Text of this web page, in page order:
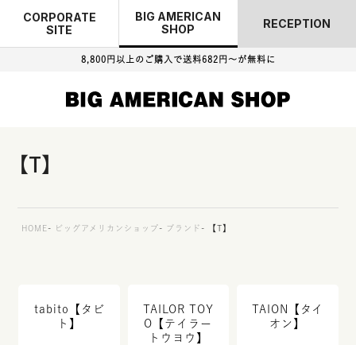
CORPORATE
SITE
BIG AMERICAN
SHOP
RECEPTION
8,800円以上のご購入で送料682円～が無料に
【T】
HOME ビッグアメリカンショップ ブランド 【T】
tabito【タビ
ト】
TAILOR TOY
O【テイラー
トウヨウ】
TAION【タイ
オン】